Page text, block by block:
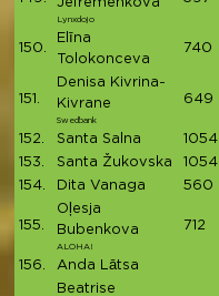
Jefremenkova
Lynxdojo
150.
Elīna
Tolokonceva
740
151.
Denisa Kivrina-
Kivrane
Swedbank
649
152. Santa Salna 1054
153.
Santa Žukovska 1054
154.
Dita Vanaga 560
155.
Oļesja
Bubenkova
ALOHA!
712
156. Anda Lātsa
Beatrise